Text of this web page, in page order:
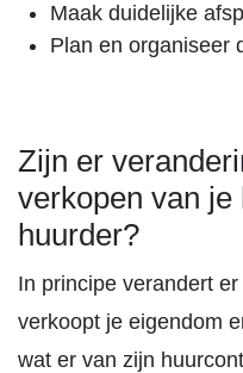
Maak duidelijke
Plan en organiseer
Zijn er
verkopen van je
huurder?
In principe verandert
verkoopt je eigendom
wat er van zijn